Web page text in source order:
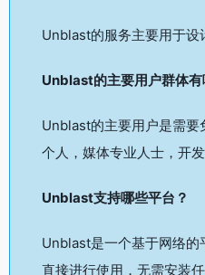
Unblast的服务主要用于设
Unblast的主要用户群体有
Unblast的主要用户是需要
个人，媒体专业人士，开
Unblast支持哪些平台？
Unblast是一个基于网络的
直接进行使用，无需安装任